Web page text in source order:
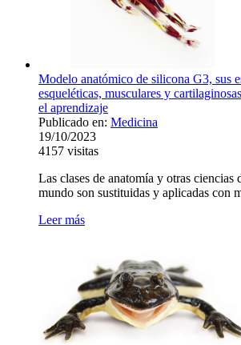
Modelo anatómico de silicona G3, sus
esqueléticas, musculares y
el aprendizaje
Publicado en: Medicina
19/10/2023
4157 visitas
Las clases de anatomía y otras ciencias
mundo son sustituidas y aplicadas con
Leer más